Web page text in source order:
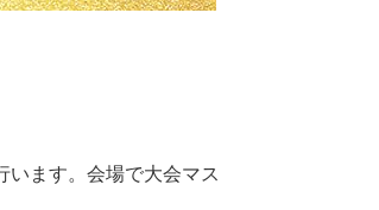
ます。会場で大会マス